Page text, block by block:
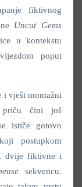
fiktivnog
Uncut Gems
u kontekstu
poput
i vješt montažni
priču čini još
ističe gotovo
postupkom
dvije fiktivne i
sekvencu.